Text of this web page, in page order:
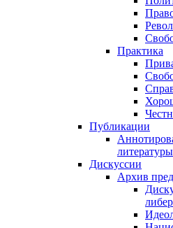
Практика
Публикации
литературы
Дискуссии
Архив